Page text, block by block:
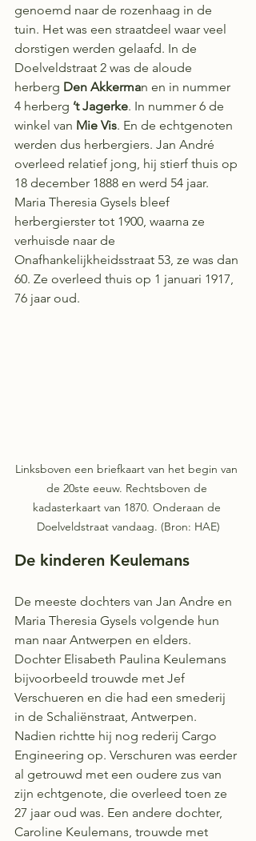
genoemd naar de rozenhaag in de
tuin. Het was een straatdeel waar veel
dorstigen werden gelaafd. In de
Doelveldstraat 2 was de aloude
herberg Den Akkerman en in nummer
4 herberg ’t Jagerke. In nummer 6 de
winkel van Mie Vis. En de echtgenoten
werden dus herbergiers. Jan André
overleed relatief jong, hij stierf thuis op
18 december 1888 en werd 54 jaar.
Maria Theresia Gysels bleef
herbergierster tot 1900, waarna ze
verhuisde naar de
Onafhankelijkheidsstraat 53, ze was dan
60. Ze overleed thuis op 1 januari 1917,
76 jaar oud.
Linksboven een briefkaart van het begin van
de 20ste eeuw. Rechtsboven de
kadasterkaart van 1870. Onderaan de
Doelveldstraat vandaag. (Bron: HAE)
De kinderen Keulemans
De meeste dochters van Jan Andre en
Maria Theresia Gysels volgende hun
man naar Antwerpen en elders.
Dochter Elisabeth Paulina Keulemans
bijvoorbeeld trouwde met Jef
Verschueren en die had een smederij
in de Schaliënstraat, Antwerpen.
Nadien richtte hij nog rederij Cargo
Engineering op. Verschuren was eerder
al getrouwd met een oudere zus van
zijn echtgenote, die overleed toen ze
27 jaar oud was. Een andere dochter,
Caroline Keulemans, trouwde met